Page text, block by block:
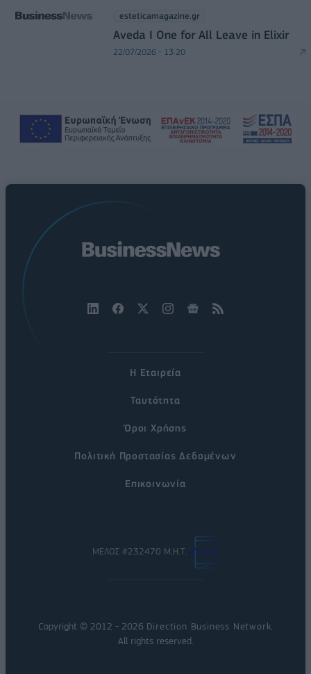
esteticamagazine.gr
Aveda I One for All Leave in Elixir
22/07/2026 - 13:20
Η Εταιρεία
Ταυτότητα
Όροι Χρήσης
Πολιτική Προστασίας Δεδομένων
Επικοινωνία
ΜΕΛΟΣ #232470 Μ.Η.Τ.
Copyright © 2012 - 2026 Direction Business Network.
All rights reserved.